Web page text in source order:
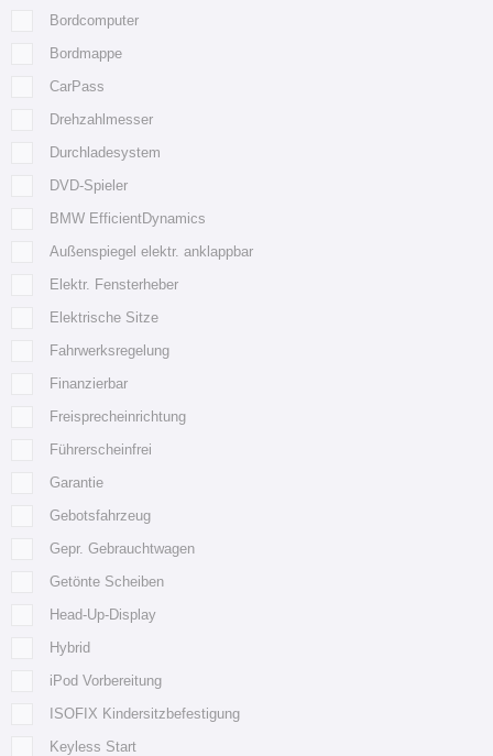
Bordcomputer
Bordmappe
CarPass
Drehzahlmesser
Durchladesystem
DVD-Spieler
BMW EfficientDynamics
Außenspiegel elektr. anklappbar
Elektr. Fensterheber
Elektrische Sitze
Fahrwerksregelung
Finanzierbar
Freisprecheinrichtung
Führerscheinfrei
Garantie
Gebotsfahrzeug
Gepr. Gebrauchtwagen
Getönte Scheiben
Head-Up-Display
Hybrid
iPod Vorbereitung
ISOFIX Kindersitzbefestigung
Keyless Start